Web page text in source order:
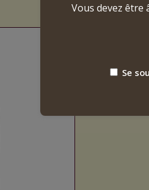
Vous devez être
Se